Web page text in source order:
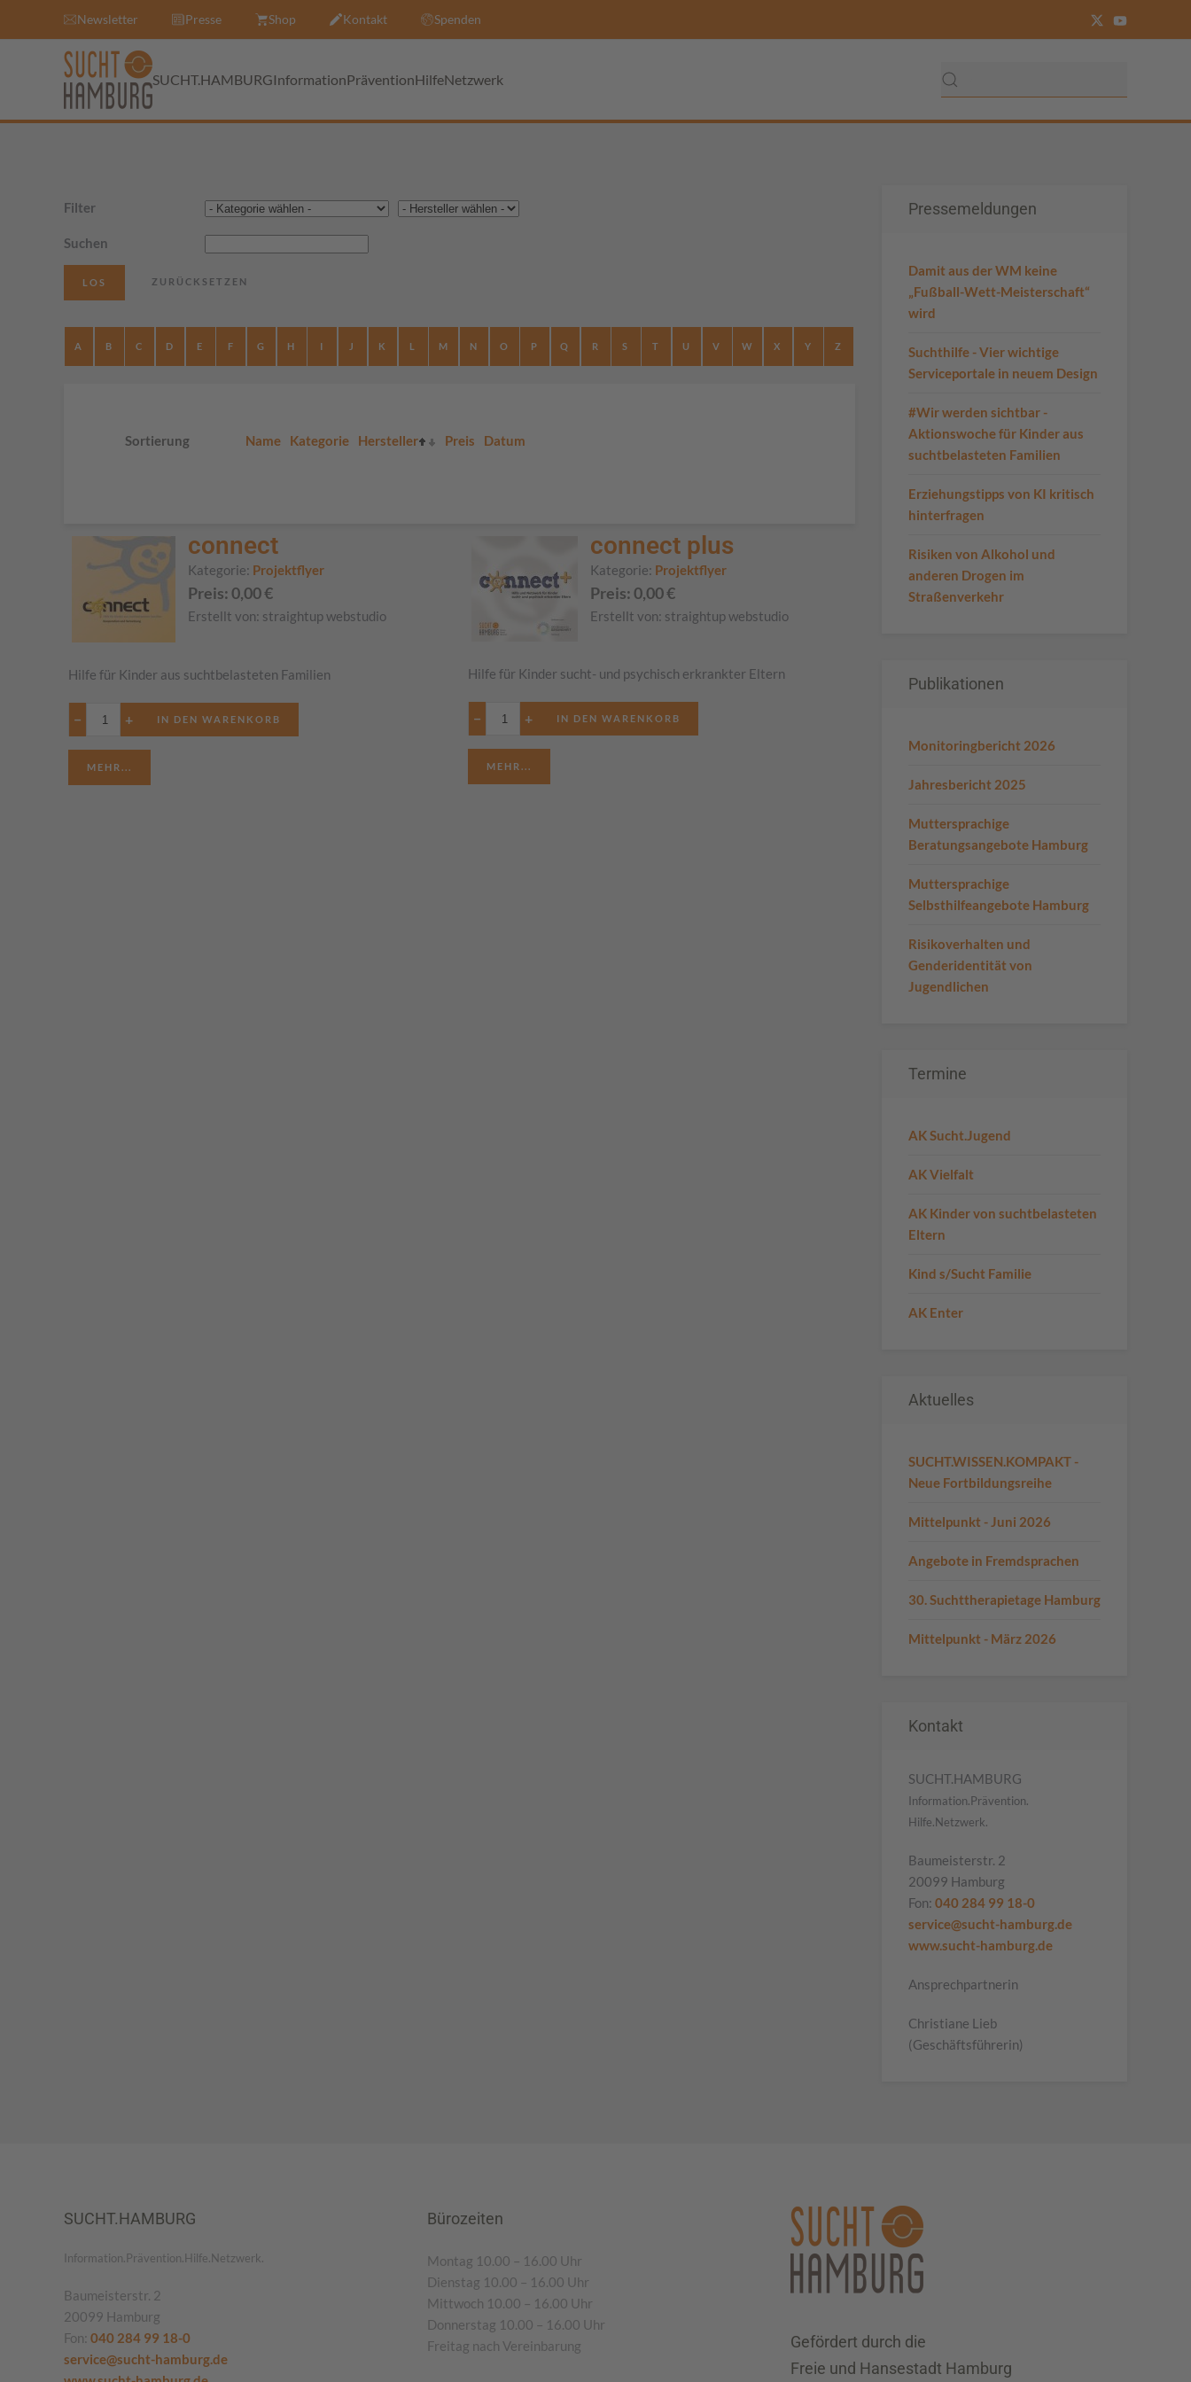
Newsletter Presse Shop Kontakt Spenden
SUCHT.HAMBURGInformationPräventionHilfeNetzwerk
Filter
Suchen
A B C D E F G H I J K L M N O P Q R S T U V W X Y Z
Sortierung Name Kategorie Hersteller Preis Datum
connect
Kategorie: Projektflyer
Preis: 0,00€
Erstellt von: straightup webstudio
Hilfe für Kinder aus suchtbelasteten Familien
− +
MEHR...
connect plus
Kategorie: Projektflyer
Preis: 0,00€
Erstellt von: straightup webstudio
Hilfe für Kinder sucht- und psychisch erkrankter Eltern
− +
MEHR...
Pressemeldungen
Damit aus der WM keine
„Fußball-Wett-Meisterschaft“
wird
Suchthilfe - Vier wichtige
Serviceportale in neuem Design
#Wir werden sichtbar -
Aktionswoche für Kinder aus
suchtbelasteten Familien
Erziehungstipps von KI kritisch
hinterfragen
Risiken von Alkohol und
anderen Drogen im
Straßenverkehr
Publikationen
Monitoringbericht 2026
Jahresbericht 2025
Muttersprachige
Beratungsangebote Hamburg
Muttersprachige
Selbsthilfeangebote Hamburg
Risikoverhalten und
Genderidentität von
Jugendlichen
Termine
AK Sucht.Jugend
AK Vielfalt
AK Kinder von suchtbelasteten
Eltern
Kind s/Sucht Familie
AK Enter
Aktuelles
SUCHT.WISSEN.KOMPAKT -
Neue Fortbildungsreihe
Mittelpunkt - Juni 2026
Angebote in Fremdsprachen
30. Suchttherapietage Hamburg
Mittelpunkt - März 2026
Kontakt
SUCHT.HAMBURG
Information.Prävention.
Hilfe.Netzwerk.
Baumeisterstr. 2
20099 Hamburg
Fon: 040 284 99 18-0
service@sucht-hamburg.de
www.sucht-hamburg.de
Ansprechpartnerin
Christiane Lieb
(Geschäftsführerin)
SUCHT.HAMBURG
Information.Prävention.Hilfe.Netzwerk.
Baumeisterstr. 2
20099 Hamburg
Fon: 040 284 99 18-0
service@sucht-hamburg.de
Bürozeiten
Montag 10.00 – 16.00 Uhr
Dienstag 10.00 – 16.00 Uhr
Mittwoch 10.00 – 16.00 Uhr
Donnerstag 10.00 – 16.00 Uhr
Freitag nach Vereinbarung
Gefördert durch die
Freie und Hansestadt Hamburg